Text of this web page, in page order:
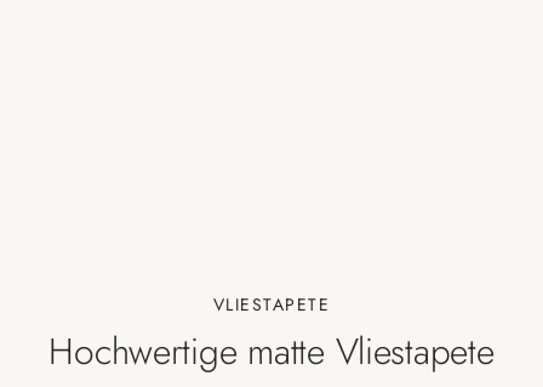
VLIESTAPETE
Hochwertige matte Vliestapete